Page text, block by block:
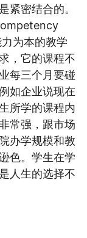
紧密结合的。
为本的教学
，它的课程不
每三个月要碰
如企业说现在
所学的课程内
常强，跟市场
办学规模和教
色。学生在学
人生的选择不